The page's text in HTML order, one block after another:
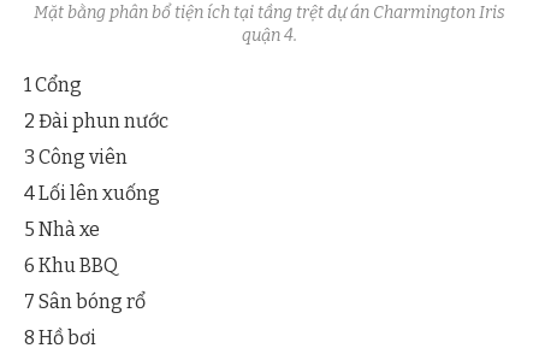
Mặt bằng phân bổ tiện ích tại tầng trệt dự án Charmington Iris
quận 4.
1 Cổng
2 Đài phun nước
3 Công viên
4 Lối lên xuống
5 Nhà xe
6 Khu BBQ
7 Sân bóng rổ
8 Hồ bơi